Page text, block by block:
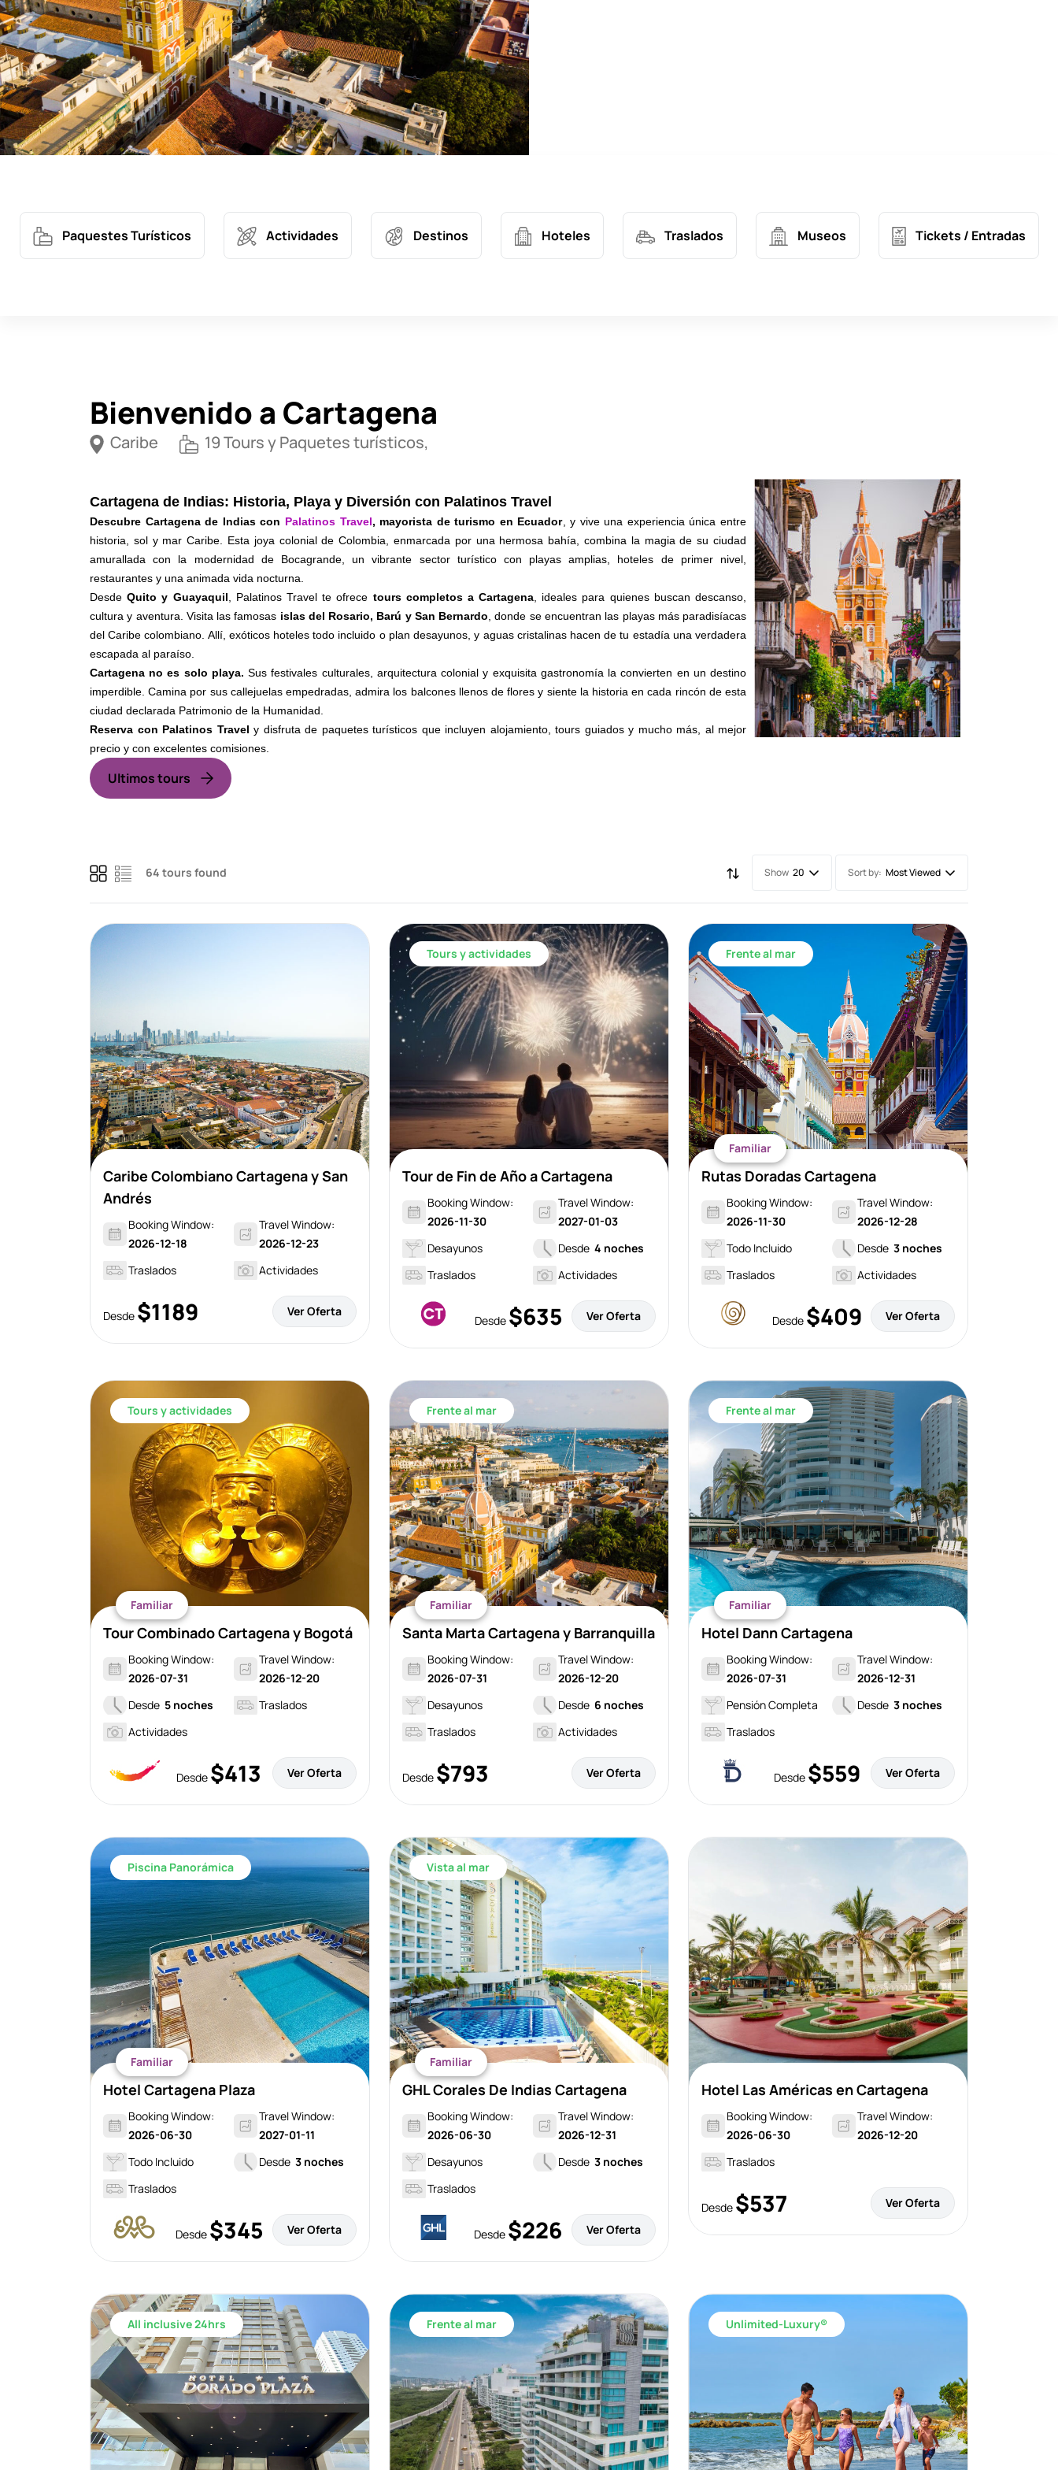
Paquestes Turísticos Actividades Destinos Hoteles Traslados Museos Tickets / Entradas
Bienvenido a Cartagena
Caribe 19 Tours y Paquetes turísticos,
Cartagena de Indias: Historia, Playa y Diversión con Palatinos Travel
Descubre Cartagena de Indias con Palatinos Travel, mayorista de turismo en Ecuador, y vive una experiencia única entre
historia, sol y mar Caribe. Esta joya colonial de Colombia, enmarcada por una hermosa bahía, combina la magia de su ciudad
amurallada con la modernidad de Bocagrande, un vibrante sector turístico con playas amplias, hoteles de primer nivel,
restaurantes y una animada vida nocturna.
DesdeQuito y Guayaquil , Palatinos Travel te ofrece tours completos a Cartagena , ideales para quienes buscan descanso,
cultura y aventura. Visita las famosas islas del Rosario, Barú y San Bernardo , donde se encuentran las playas más paradisíacas
del Caribe colombiano. Allí, exóticos hoteles todo incluido o plan desayunos, y aguas cristalinas hacen de tu estadía una verdadera
escapada al paraíso.
Cartagena no es solo playa. Sus festivales culturales, arquitectura colonial y exquisita gastronomía la convierten en un destino
imperdible. Camina por sus callejuelas empedradas, admira los balcones llenos de flores y siente la historia en cada rincón de esta
ciudad declarada Patrimonio de la Humanidad.
Reserva con Palatinos Travel y disfruta de paquetes turísticos que incluyen alojamiento, tours guiados y mucho más, al mejor
precio y con excelentes comisiones.
Ultimos tours
64 tours found Show 20 Sort by: Most Viewed
Caribe Colombiano Cartagena y San
Andrés
Booking Window:
2026-12-18
Travel Window:
2026-12-23
Traslados
Actividades
Desde $1189 Ver Oferta
Tours y actividades
Tour de Fin de Año a Cartagena
Booking Window:
2026-11-30
Travel Window:
2027-01-03
Desayunos
Desde 4 noches
Traslados
Actividades
Desde $635 Ver Oferta
Frente al mar
Familiar
Rutas Doradas Cartagena
Booking Window:
2026-11-30
Travel Window:
2026-12-28
Todo Incluido
Desde 3 noches
Traslados
Actividades
Desde $409 Ver Oferta
Tours y actividades
Familiar
Tour Combinado Cartagena y Bogotá
Booking Window:
2026-07-31
Travel Window:
2026-12-20
Desde 5 noches
Traslados
Actividades
Desde $413 Ver Oferta
Frente al mar
Familiar
Santa Marta Cartagena y Barranquilla
Booking Window:
2026-07-31
Travel Window:
2026-12-20
Desayunos
Desde 6 noches
Traslados
Actividades
Desde $793 Ver Oferta
Frente al mar
Familiar
Hotel Dann Cartagena
Booking Window:
2026-07-31
Travel Window:
2026-12-31
Pensión Completa
Desde 3 noches
Traslados
Desde $559 Ver Oferta
Piscina Panorámica
Familiar
Hotel Cartagena Plaza
Booking Window:
2026-06-30
Travel Window:
2027-01-11
Todo Incluido
Desde 3 noches
Traslados
Desde $345 Ver Oferta
Vista al mar
Familiar
GHL Corales De Indias Cartagena
Booking Window:
2026-06-30
Travel Window:
2026-12-31
Desayunos
Desde 3 noches
Traslados
Desde $226 Ver Oferta
Hotel Las Américas en Cartagena
Booking Window:
2026-06-30
Travel Window:
2026-12-20
Traslados
Desde $537 Ver Oferta
All inclusive 24hrs Frente al mar Unlimited-Luxury®